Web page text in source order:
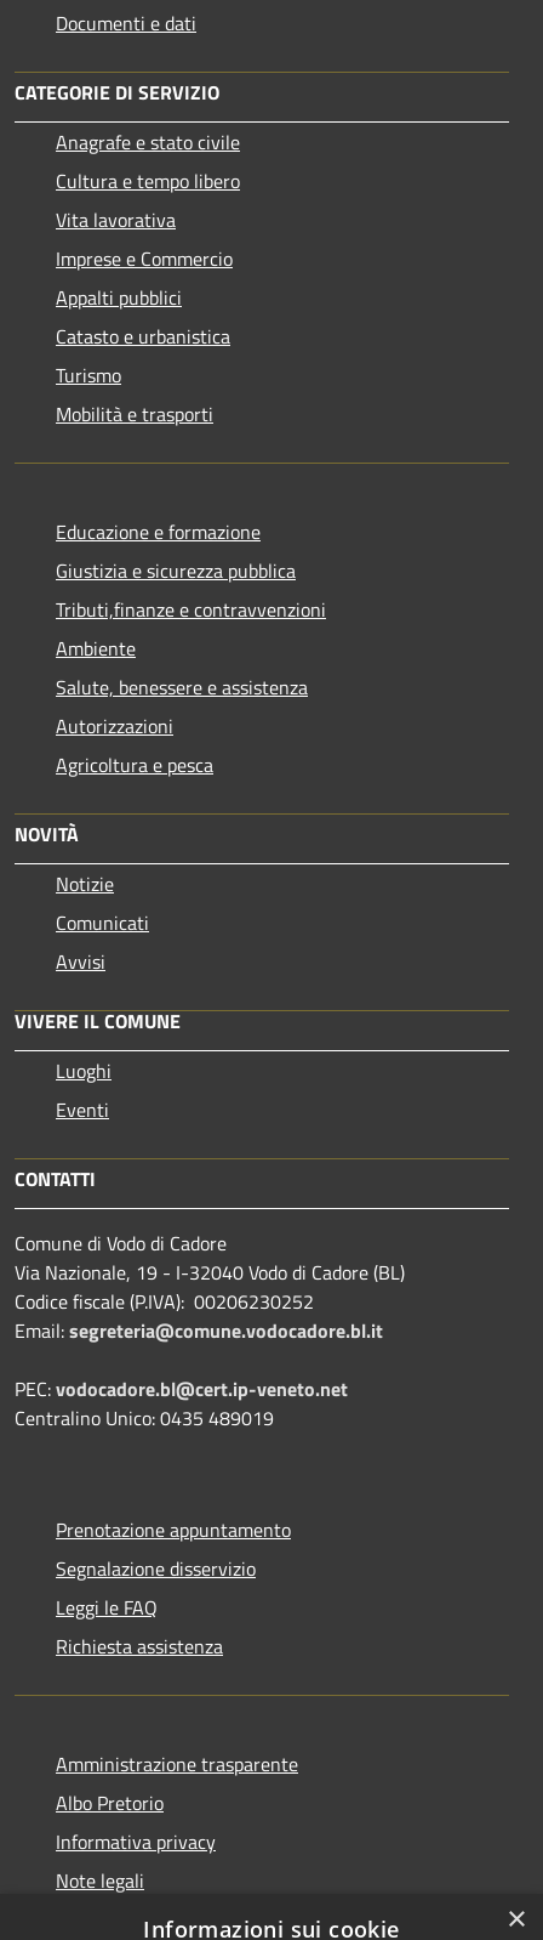
Documenti e dati
CATEGORIE DI SERVIZIO
Anagrafe e stato civile
Cultura e tempo libero
Vita lavorativa
Imprese e Commercio
Appalti pubblici
Catasto e urbanistica
Turismo
Mobilità e trasporti
Educazione e formazione
Giustizia e sicurezza pubblica
Tributi,finanze e contravvenzioni
Ambiente
Salute, benessere e assistenza
Autorizzazioni
Agricoltura e pesca
NOVITÀ
Notizie
Comunicati
Avvisi
VIVERE IL COMUNE
Luoghi
Eventi
CONTATTI
Comune di Vodo di Cadore
Via Nazionale, 19 - I-32040 Vodo di Cadore (BL)
Codice fiscale (P.IVA): 00206230252
Email:segreteria@comune.vodocadore.bl.it
PEC:vodocadore.bl@cert.ip-veneto.net
Centralino Unico: 0435 489019
Prenotazione appuntamento
Segnalazione disservizio
Leggi le FAQ
Richiesta assistenza
Amministrazione trasparente
Albo Pretorio
Informativa privacy
Note legali
Dichiarazione di accessibilità
×
Informazioni sui cookie